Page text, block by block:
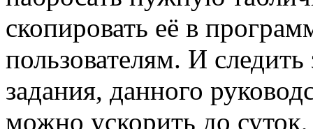
скопировать её в
пользователям. И
задания, данного
можно ускорить до